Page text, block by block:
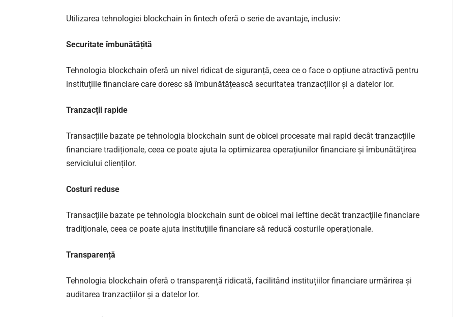
Utilizarea tehnologiei blockchain în fintech oferă o serie de avantaje, inclusiv:
Securitate îmbunătățită
Tehnologia blockchain oferă un nivel ridicat de siguranță, ceea ce o face o opțiune atractivă pentru
instituțiile financiare care doresc să îmbunătățească securitatea tranzacțiilor și a datelor lor.
Tranzacții rapide
Transacțiile bazate pe tehnologia blockchain sunt de obicei procesate mai rapid decât tranzacțiile
financiare tradiționale, ceea ce poate ajuta la optimizarea operațiunilor financiare și îmbunătățirea
serviciului clienților.
Costuri reduse
Transacţiile bazate pe tehnologia blockchain sunt de obicei mai ieftine decât tranzacţiile financiare
tradiţionale, ceea ce poate ajuta instituţiile financiare să reducă costurile operaţionale.
Transparență
Tehnologia blockchain oferă o transparență ridicată, facilitând instituțiilor financiare urmărirea și
auditarea tranzacțiilor și a datelor lor.